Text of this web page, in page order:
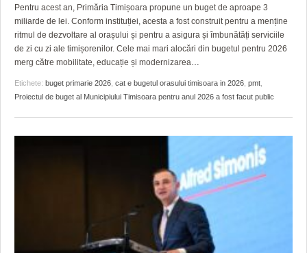
GRĂDINA TAICII DOMNULUI
ZIARISTU’ DE TERASĂ
CU OIŞTEA-N KIERKEGAARD
FINANŢĂRI DE LA A LA Z
PE SURSE
CRONICĂ DE FILM
UNDE MERGEM
FILME DOCUMENTARE
CLIPURI VIDEO
JOCURI ONLINE
ACCIDENTE
ANUNŢURI
INFO SI UTILE
CULTURA
INVATAMANT
Pentru acest an, Primăria Timișoara propune un buget de aproape 3
miliarde de lei. Conform instituției, acesta a fost construit pentru a menține
ritmul de dezvoltare al orașului și pentru a asigura și îmbunătăți serviciile
de zi cu zi ale timișorenilor. Cele mai mari alocări din bugetul pentru 2026
merg către mobilitate, educație și modernizarea…
Etichete: buget primarie 2026 cat e bugetul orasului timisoara in 2026 pmt
Proiectul de buget al Municipiului Timisoara pentru anul 2026 a fost facut public